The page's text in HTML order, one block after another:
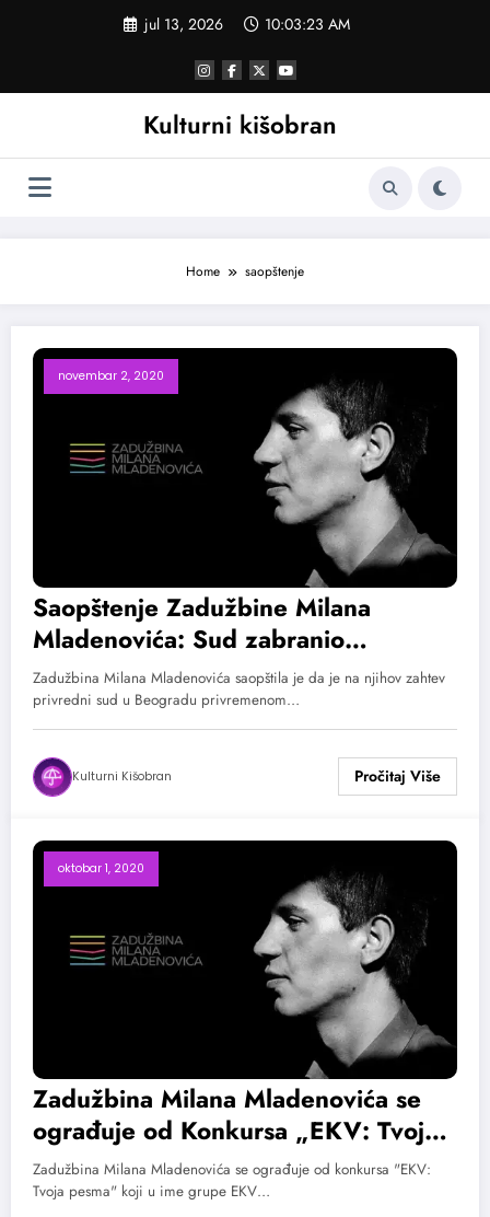
jul 13, 2026 10:03:23 AM
Kulturni kišobran
Home saopštenje
novembar 2, 2020
Saopštenje Zadužbine Milana
Mladenovića: Sud zabranio
održavanje konkursa EKV: Tvoja
pesma
Zadužbina Milana Mladenovića saopštila je da je na njihov zahtev
privredni sud u Beogradu privremenom…
Kulturni Kišobran
oktobar 1, 2020
Zadužbina Milana Mladenovića se
ograđuje od Konkursa „EKV: Tvoja
pesma“
Zadužbina Milana Mladenovića se ograđuje od konkursa "EKV:
Tvoja pesma" koji u ime grupe EKV…